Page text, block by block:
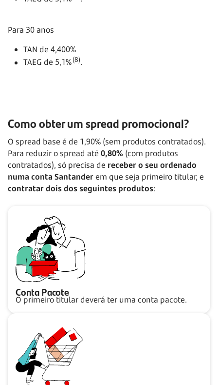
Para 30 anos
TAN de 4,400%
TAEG de 5,1%(8).
Como obter um spread promocional?
O spread base é de 1,90% (sem produtos contratados).
Para reduzir o spread até 0,80% (com produtos
contratados), só precisa de receber o seu ordenado
numa conta Santanderem que seja primeiro titular, e
contratar dois dos seguintes produtos:
Conta Pacote
O primeiro titular deverá ter uma conta pacote.